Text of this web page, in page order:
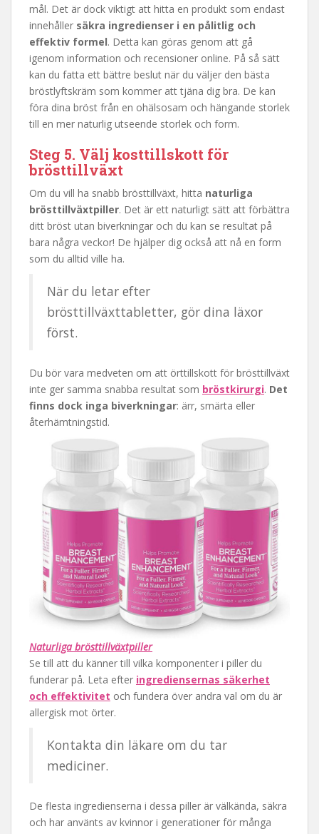
mål. Det är dock viktigt att hitta en produkt som endast
innehåller säkra ingredienser i en pålitlig och
effektiv formel. Detta kan göras genom att gå
igenom information och recensioner online. På så sätt
kan du fatta ett bättre beslut när du väljer den bästa
bröstlyftskräm som kommer att tjäna dig bra. De kan
föra dina bröst från en ohälsosam och hängande storlek
till en mer naturlig utseende storlek och form.
Steg 5. Välj kosttillskott för
brösttillväxt
Om du vill ha snabb brösttillväxt, hitta naturliga
brösttillväxtpiller. Det är ett naturligt sätt att förbättra
ditt bröst utan biverkningar och du kan se resultat på
bara några veckor! De hjälper dig också att nå en form
som du alltid ville ha.
När du letar efter
brösttillväxttabletter, gör dina läxor
först.
Du bör vara medveten om att örttillskott för brösttillväxt
inte ger samma snabba resultat som bröstkirurgi. Det
finns dock inga biverkningar: ärr, smärta eller
återhämtningstid.
Naturliga brösttillväxtpiller
Se till att du känner till vilka komponenter i piller du
funderar på. Leta efter ingrediensernas säkerhet
och effektivitet och fundera över andra val om du är
allergisk mot örter.
Kontakta din läkare om du tar
mediciner.
De flesta ingredienserna i dessa piller är välkända, säkra
och har använts av kvinnor i generationer för många